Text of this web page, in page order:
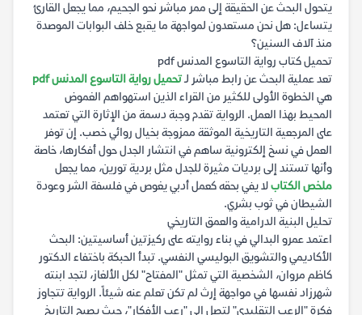
يتحول البحث عن الحقيقة إلى ممر مباشر نحو الجحيم، مما يجعل القارئ
يتساءل: هل نحن مستعدون لمواجهة ما يقبع خلف البوابات الموصدة
منذ آلاف السنين؟
تحميل كتاب رواية التاسوع المدنس pdf
تعد عملية البحث عن رابط مباشر لـتحميل رواية التاسوع المدنس pdf
هي الخطوة الأولى للكثير من القراء الذين استهواهم الغموض
المحيط بهذا العمل. الرواية تقدم وجبة دسمة من الإثارة التي تعتمد
على المرجعية التاريخية الموثقة ممزوجة بخيال روائي خصب. إن توفر
العمل في نسخ إلكترونية ساهم في انتشار الجدل حول أفكارها، خاصة
وأنها تستند إلى برديات مثيرة للجدل مثل بردية تورين، مما يجعل
ملخص الكتابلا يفي بحقه كعمل أدبي يغوص في فلسفة الشر وعودة
الشيطان في ثوب بشري.
تحليل البنية الدرامية والعمق التاريخي
اعتمد عمرو البدالي في بناء روايته على ركيزتين أساسيتين: البحث
الأكاديمي والتشويق البوليسي النفسي. تبدأ الحبكة باختفاء الدكتور
كاظم مروان، الشخصية التي تمثل "المفتاح" لكل الألغاز، لتجد ابنته
شهرزاد نفسها في مواجهة إرث لم تكن تعلم عنه شيئاً. الرواية تتجاوز
فكرة "الرعب التقليدي" لتصل إلى "رعب الأفكار"، حيث يصبح التاريخ